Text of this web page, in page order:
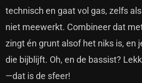
technisch en gaat vol gas, zelfs
niet meewerkt. Combineer dat
zingt én grunt alsof het niks is, en
die bijblijft. Oh, en de bassist?
—dat is de sfeer!